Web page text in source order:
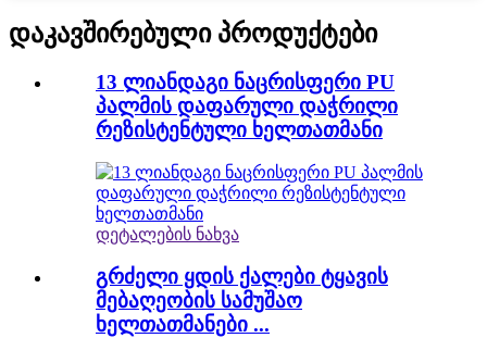
დაკავშირებული პროდუქტები
13 ლიანდაგი ნაცრისფერი PU
პალმის დაფარული დაჭრილი
რეზისტენტული ხელთათმანი
დეტალების ნახვა
გრძელი ყდის ქალები ტყავის
მებაღეობის სამუშაო
ხელთათმანები ...